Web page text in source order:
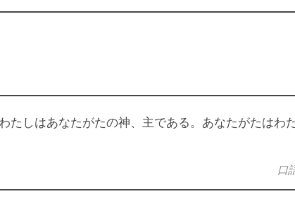
しはあなたがたの神、主である。あなたがたはわ
口